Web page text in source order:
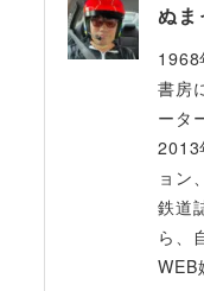
ぬま
1968
書房
ータ
2013
ョン
鉄道
ら、
WEB